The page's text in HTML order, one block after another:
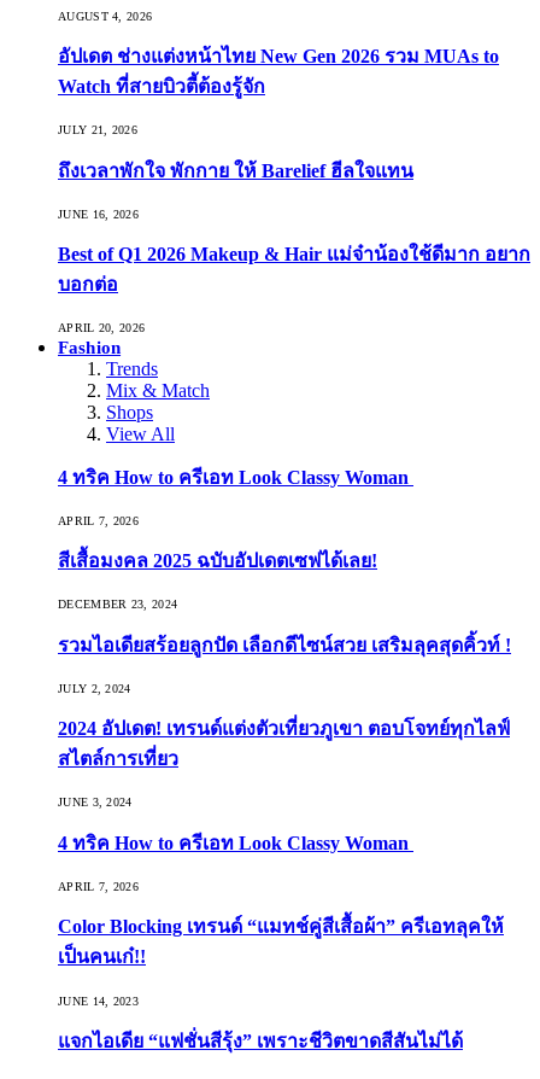
AUGUST 4, 2026
อัปเดต ช่างแต่งหน้าไทย New Gen 2026 รวม MUAs to
Watch ที่สายบิวตี้ต้องรู้จัก
JULY 21, 2026
ถึงเวลาพักใจ พักกาย ให้ Barelief ฮีลใจแทน
JUNE 16, 2026
Best of Q1 2026 Makeup & Hair แม่จ๋าน้องใช้ดีมาก อยาก
บอกต่อ
APRIL 20, 2026
Fashion
Trends
Mix & Match
Shops
View All
4 ทริค How to ครีเอท Look Classy Woman
APRIL 7, 2026
สีเสื้อมงคล 2025 ฉบับอัปเดตเซฟได้เลย!
DECEMBER 23, 2024
รวมไอเดียสร้อยลูกปัด เลือกดีไซน์สวย เสริมลุคสุดคิ้วท์ !
JULY 2, 2024
2024 อัปเดต! เทรนด์แต่งตัวเที่ยวภูเขา ตอบโจทย์ทุกไลฟ์
สไตล์การเที่ยว
JUNE 3, 2024
4 ทริค How to ครีเอท Look Classy Woman
APRIL 7, 2026
Color Blocking เทรนด์ “แมทช์คู่สีเสื้อผ้า” ครีเอทลุคให้
เป็นคนเก๋!!
JUNE 14, 2023
แจกไอเดีย “แฟชั่นสีรุ้ง” เพราะชีวิตขาดสีสันไม่ได้